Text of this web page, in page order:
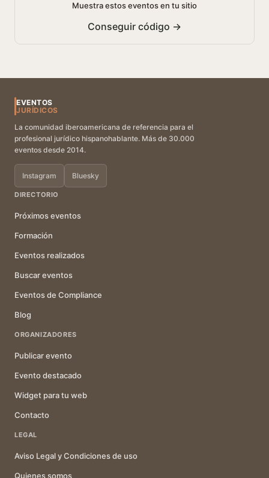
Muestra estos eventos en tu sitio
Conseguir código →
EVENTOS
JURÍDICOS
La comunidad iberoamericana de referencia para el
profesional jurídico hispanohablante. Más de 30.000
eventos desde 2014.
Instagram Bluesky
DIRECTORIO
Próximos eventos
Formación
Eventos realizados
Buscar eventos
Eventos de Compliance
Blog
ORGANIZADORES
Publicar evento
Evento destacado
Widget para tu web
Contacto
LEGAL
Aviso Legal y Condiciones de uso
Quienes somos